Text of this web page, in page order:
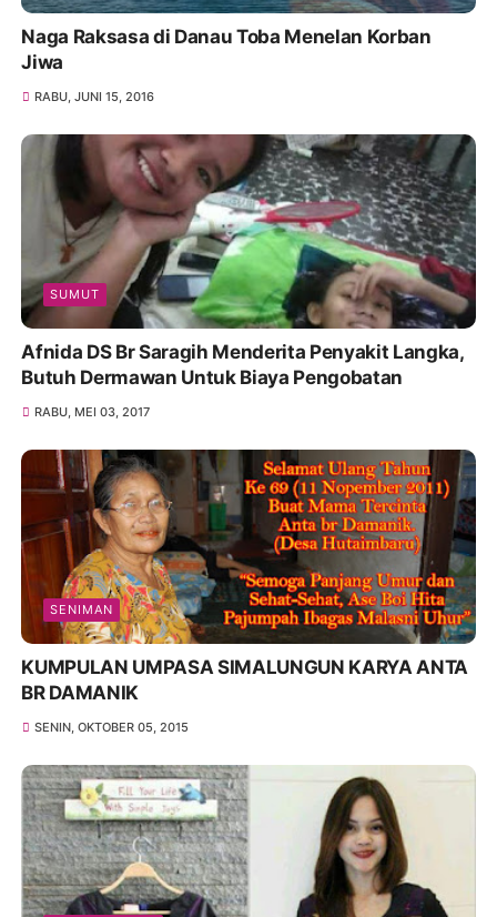
Naga Raksasa di Danau Toba Menelan Korban
Jiwa
RABU, JUNI 15, 2016
SUMUT
Afnida DS Br Saragih Menderita Penyakit Langka,
Butuh Dermawan Untuk Biaya Pengobatan
RABU, MEI 03, 2017
SENIMAN
KUMPULAN UMPASA SIMALUNGUN KARYA ANTA
BR DAMANIK
SENIN, OKTOBER 05, 2015